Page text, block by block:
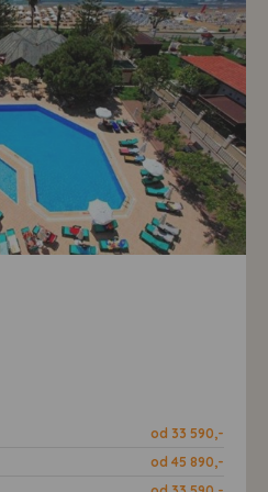
od 33 590,-
od 45 890,-